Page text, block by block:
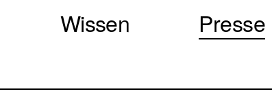
Wissen Presse